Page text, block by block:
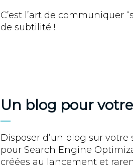
C’est l’art de communiquer
de subtilité !
Un blog pour
Disposer d’un blog sur votre
pour Search Engine
créées au lancement et